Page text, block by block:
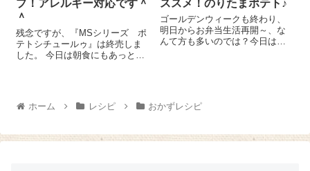
プ！アレルギー対応です＾
＾
残念ですが、『MSシリーズ ポ
テトシチュールゥ』は終売しま
した。 今日は朝食にもあっとい
に入れ、『MSシリーズ ポテ
ト...
ススメ！のりたまポテト♪
ゴールデンウィークも終わり、
明日からお弁当生活再開～、な
んて方も多いのでは？今日はお
蒸...
ホーム レシピ おかずレシピ